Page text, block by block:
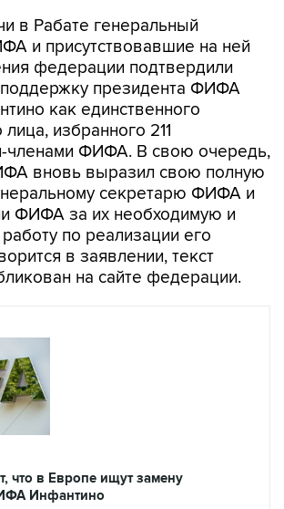
в Рабате генеральный
и присутствовавшие на ней
федерации подтвердили
президента ФИФА
как единственного
избранного 211
членами ФИФА. В свою очередь,
вновь выразил свою полную
секретарю ФИФА и
ФИФА за их необходимую и
по реализации его
в заявлении, текст
на сайте федерации.
что в Европе ищут замену
Инфантино